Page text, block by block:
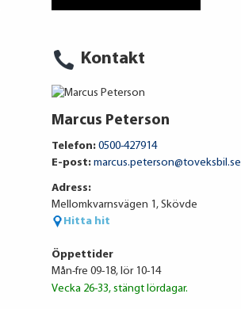
Kontakt
Marcus Peterson
Telefon: 0500-427914
E-post: marcus.peterson@toveksbil.se
Adress:
Mellomkvarnsvägen 1, Skövde
Hitta hit
Öppettider
Mån-fre 09-18, lör 10-14
Vecka 26-33, stängt lördagar.